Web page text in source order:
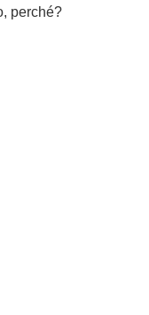
perché?